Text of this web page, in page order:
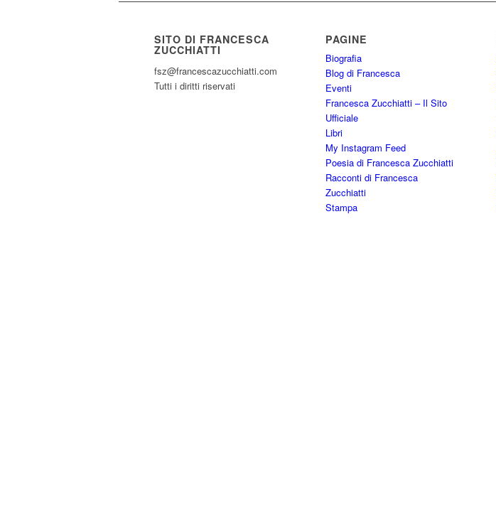
SITO DI FRANCESCA
ZUCCHIATTI
fsz@francescazucchiatti.com
Tutti i diritti riservati
PAGINE
Biografia
Blog di Francesca
Eventi
Francesca Zucchiatti – Il Sito
Ufficiale
Libri
My Instagram Feed
Poesia di Francesca Zucchiatti
Racconti di Francesca
Zucchiatti
Stampa